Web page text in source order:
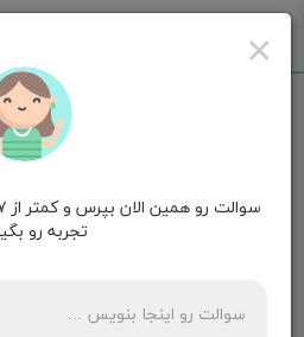
مامان امیرحسین ۹ ماهگی
آیا امکان داره با وجود بارداری
×
تجربه رو